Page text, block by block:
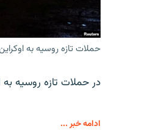
حملات تازه روسیه به
در حملات تازه روسیه
ادامه خبر ...